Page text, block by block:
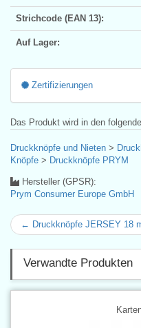
Strichcode (EAN 13):
Auf Lager:
Zertifizierungen
Das Produkt wird in den
Druckknöpfe und Nieten >
Knöpfe > Druckknöpfe PRYM
Hersteller (GPSR):
Prym Consumer Europe GmbH
← Druckknöpfe JERSEY 18
Verwandte Produkten